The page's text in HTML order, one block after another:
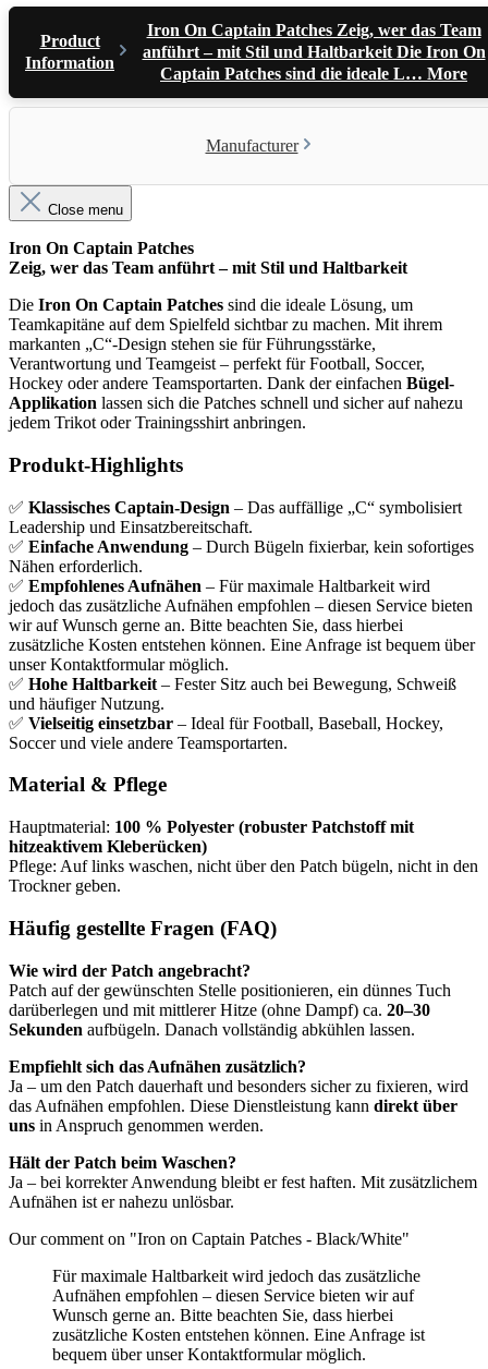
Product
Information
Iron On Captain Patches Zeig, wer das Team
anführt – mit Stil und Haltbarkeit Die Iron On
Captain Patches sind die ideale L… More
Manufacturer
Close menu
Iron On Captain Patches
Zeig, wer das Team anführt – mit Stil und Haltbarkeit
Die Iron On Captain Patches sind die ideale Lösung, um
Teamkapitäne auf dem Spielfeld sichtbar zu machen. Mit ihrem
markanten „C“-Design stehen sie für Führungsstärke,
Verantwortung und Teamgeist – perfekt für Football, Soccer,
Hockey oder andere Teamsportarten. Dank der einfachen Bügel-
Applikation lassen sich die Patches schnell und sicher auf nahezu
jedem Trikot oder Trainingsshirt anbringen.
Produkt-Highlights
✅ Klassisches Captain-Design – Das auffällige „C“ symbolisiert
Leadership und Einsatzbereitschaft.
✅ Einfache Anwendung – Durch Bügeln fixierbar, kein sofortiges
Nähen erforderlich.
✅ Empfohlenes Aufnähen – Für maximale Haltbarkeit wird
jedoch das zusätzliche Aufnähen empfohlen – diesen Service bieten
wir auf Wunsch gerne an. Bitte beachten Sie, dass hierbei
zusätzliche Kosten entstehen können. Eine Anfrage ist bequem über
unser Kontaktformular möglich.
✅ Hohe Haltbarkeit – Fester Sitz auch bei Bewegung, Schweiß
und häufiger Nutzung.
✅ Vielseitig einsetzbar – Ideal für Football, Baseball, Hockey,
Soccer und viele andere Teamsportarten.
Material & Pflege
Hauptmaterial: 100 % Polyester (robuster Patchstoff mit
hitzeaktivem Kleberücken)
Pflege: Auf links waschen, nicht über den Patch bügeln, nicht in den
Trockner geben.
Häufig gestellte Fragen (FAQ)
Wie wird der Patch angebracht?
Patch auf der gewünschten Stelle positionieren, ein dünnes Tuch
darüberlegen und mit mittlerer Hitze (ohne Dampf) ca. 20–30
Sekunden aufbügeln. Danach vollständig abkühlen lassen.
Empfiehlt sich das Aufnähen zusätzlich?
Ja – um den Patch dauerhaft und besonders sicher zu fixieren, wird
das Aufnähen empfohlen. Diese Dienstleistung kann direkt über
uns in Anspruch genommen werden.
Hält der Patch beim Waschen?
Ja – bei korrekter Anwendung bleibt er fest haften. Mit zusätzlichem
Aufnähen ist er nahezu unlösbar.
Our comment on "Iron on Captain Patches - Black/White"
Für maximale Haltbarkeit wird jedoch das zusätzliche
Aufnähen empfohlen – diesen Service bieten wir auf
Wunsch gerne an. Bitte beachten Sie, dass hierbei
zusätzliche Kosten entstehen können. Eine Anfrage ist
bequem über unser Kontaktformular möglich.